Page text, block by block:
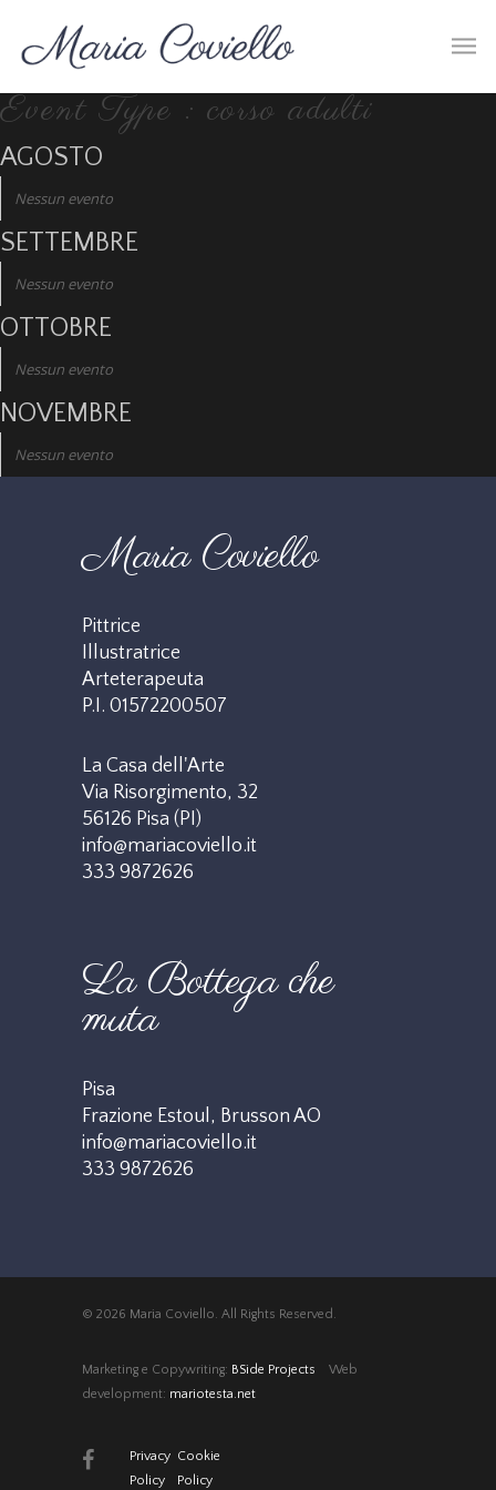
Event Type : corso adulti
AGOSTO
Nessun evento
SETTEMBRE
Nessun evento
OTTOBRE
Nessun evento
NOVEMBRE
Nessun evento
Maria Coviello
Pittrice
Illustratrice
Arteterapeuta
P.I. 01572200507
La Casa dell'Arte
Via Risorgimento, 32
56126 Pisa (PI)
info@mariacoviello.it
333 9872626
La Bottega che
muta
Pisa
Frazione Estoul, Brusson AO
info@mariacoviello.it
333 9872626
© 2026 Maria Coviello. All Rights Reserved.
Marketing e Copywriting: BSide Projects Web
development: mariotesta.net
Privacy
Policy
Cookie
Policy